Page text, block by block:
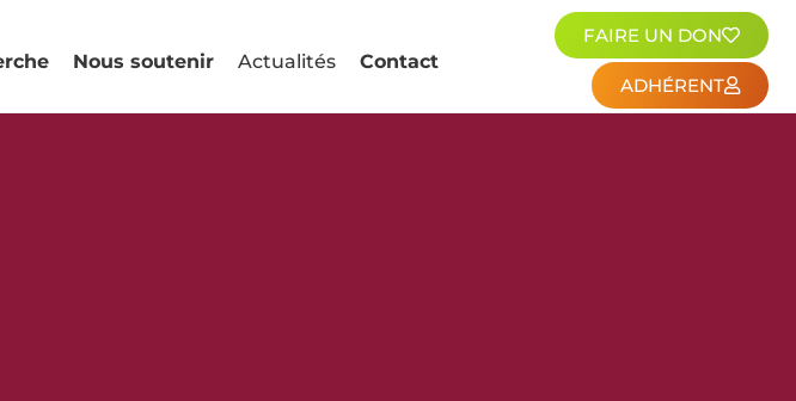
Nous soutenir Actualités Contact
FAIRE UN DON
ADHÉRENT